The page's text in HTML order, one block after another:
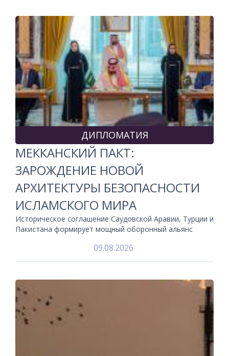
ДИПЛОМАТИЯ
МЕККАНСКИЙ ПАКТ:
ЗАРОЖДЕНИЕ НОВОЙ
АРХИТЕКТУРЫ БЕЗОПАСНОСТИ
ИСЛАМСКОГО МИРА
Историческое соглашение Саудовской Аравии, Турции и
Пакистана формирует мощный оборонный альянс
09.08.2026